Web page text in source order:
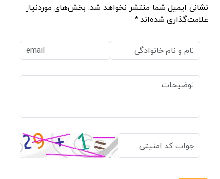
نشانی ایمیل شما منتشر نخواهد شد. بخش‌های موردنیاز
علامت‌گذاری شده‌اند *